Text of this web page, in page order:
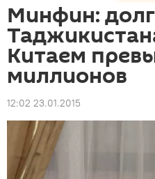
Минфин: долг
Китаем
миллионов
12:02 23.01.2015